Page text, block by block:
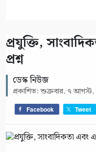
প্রযুক্তি,
প্রশ্ন
ডেস্ক নিউজ
প্রকাশিত: শুক্রবার, ৭
Facebook Tweet